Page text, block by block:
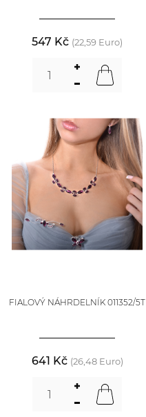
547 Kč (22,59 Euro)
FIALOVÝ NÁHRDELNÍK 011352/5T
641 Kč (26,48 Euro)